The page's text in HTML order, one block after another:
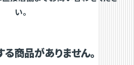
い。
商品がありません。